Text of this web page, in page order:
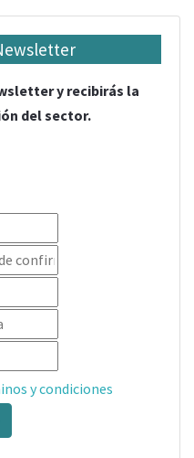
y recibirás la
del sector.
y condiciones